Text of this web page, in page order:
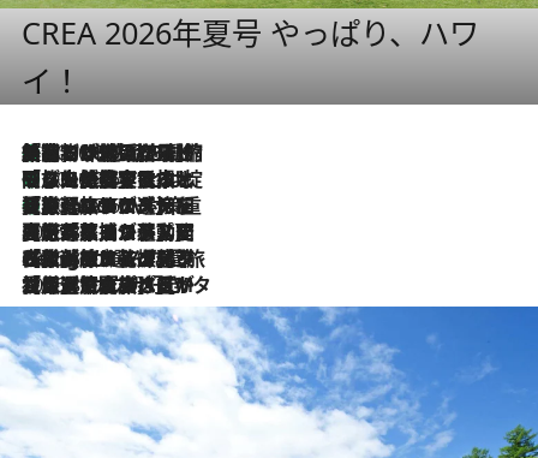
CREA 2026年夏号 やっぱり、ハワ
イ！
2026.8.6
「荷物が増えるほど旅ストレスは増す」美容ジャーナリストがたどり着いた最終結論。“化粧品を劇的に減らす”感動の凝縮美容とは
2026.8.6
「旅先には金髪ウィッグを持参」日本と同じメイクでは損してる!? 美容ジャーナリストが提案する“掟破りの旅美容”とは
2026.8.6
【厳選旅コスメ】「身軽さ＆UV対策重視！」ヘアアーティストshucoが選んだ夏旅ベストコスメを発表【Mサイズジップ】
2026.8.5
【厳選旅コスメ】国内をあちこち移動する河井菜摘が選んだ夏旅ベストコスメ発表！「リラックスアイテムはマスト」【Mサイズジップ】
2026.8.4
【厳選旅コスメ】「紫外線＆乾燥対策しながらメイク感も！」ヘア＆メイクGeorgeが選んだ夏旅ベストコスメを発表！【Mサイズジップ】
2026.8.3
【厳選旅コスメ】「保湿もタイパ重視！」“サウナ好き”タレント清水みさとが愛用する夏旅ベストコスメを発表！【Mサイズジップ】